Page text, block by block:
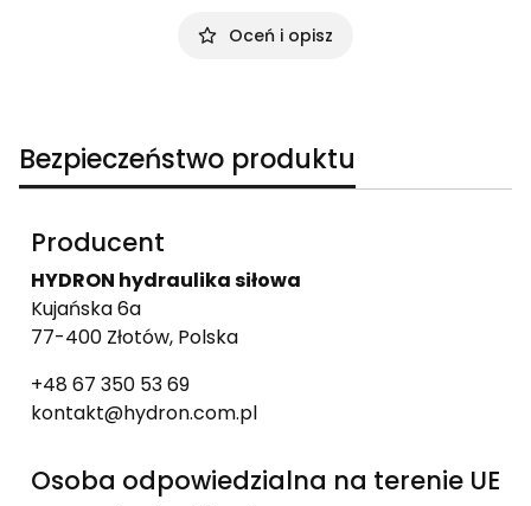
Oceń i opisz
Bezpieczeństwo produktu
Producent
HYDRON hydraulika siłowa
Kujańska 6a
77-400 Złotów, Polska
+48 67 350 53 69
kontakt@hydron.com.pl
Osoba odpowiedzialna na terenie UE